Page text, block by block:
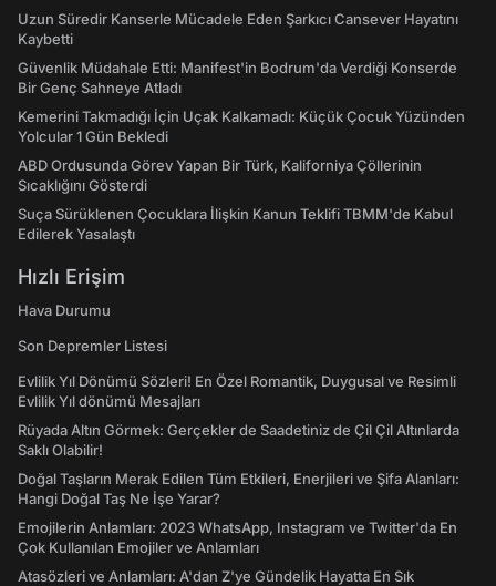
Uzun Süredir Kanserle Mücadele Eden Şarkıcı Cansever Hayatını
Kaybetti
Güvenlik Müdahale Etti: Manifest'in Bodrum'da Verdiği Konserde
Bir Genç Sahneye Atladı
Kemerini Takmadığı İçin Uçak Kalkamadı: Küçük Çocuk Yüzünden
Yolcular 1 Gün Bekledi
ABD Ordusunda Görev Yapan Bir Türk, Kaliforniya Çöllerinin
Sıcaklığını Gösterdi
Suça Sürüklenen Çocuklara İlişkin Kanun Teklifi TBMM'de Kabul
Edilerek Yasalaştı
Hızlı Erişim
Hava Durumu
Son Depremler Listesi
Evlilik Yıl Dönümü Sözleri! En Özel Romantik, Duygusal ve Resimli
Evlilik Yıl dönümü Mesajları
Rüyada Altın Görmek: Gerçekler de Saadetiniz de Çil Çil Altınlarda
Saklı Olabilir!
Doğal Taşların Merak Edilen Tüm Etkileri, Enerjileri ve Şifa Alanları:
Hangi Doğal Taş Ne İşe Yarar?
Emojilerin Anlamları: 2023 WhatsApp, Instagram ve Twitter'da En
Çok Kullanılan Emojiler ve Anlamları
Atasözleri ve Anlamları: A'dan Z'ye Gündelik Hayatta En Sık